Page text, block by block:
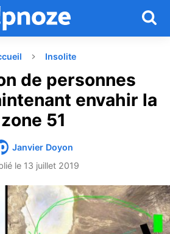
Insolite
de personnes
envahir la
zone 51
Janvier Doyon
le 13 juillet 2019